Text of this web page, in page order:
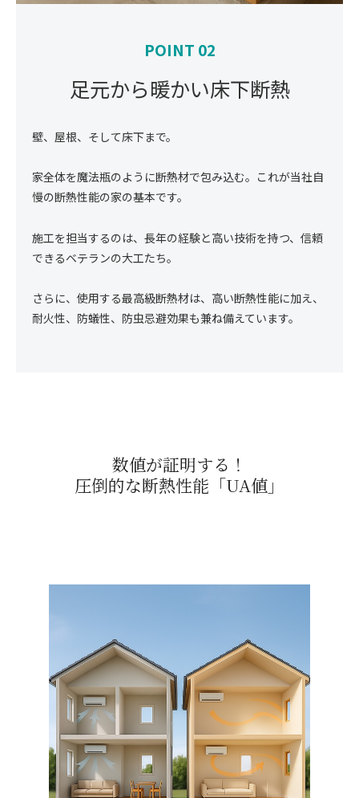
POINT 02
足元から暖かい床下断熱
壁、屋根、そして床下まで。
家全体を魔法瓶のように断熱材で包み込む。これが当社自
慢の断熱性能の家の基本です。
施工を担当するのは、長年の経験と高い技術を持つ、信頼
できるベテランの大工たち。
さらに、使用する最高級断熱材は、高い断熱性能に加え、
耐火性、防蟻性、防虫忌避効果も兼ね備えています。
数値が証明する！
圧倒的な断熱性能「UA値」